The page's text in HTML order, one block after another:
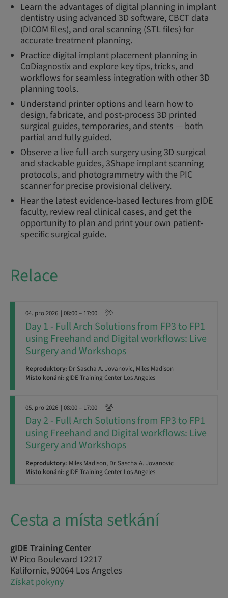
Learn the advantages of digital planning in implant
dentistry using advanced 3D software, CBCT data
(DICOM files), and oral scanning (STL files) for
accurate treatment planning.
Practice digital implant placement planning in
CoDiagnostix and explore key tips, tricks, and
workflows for seamless integration with other 3D
planning tools.
Understand printer options and learn how to
design, fabricate, and post-process 3D printed
surgical guides, temporaries, and stents — both
partial and fully guided.
Observe a live full-arch surgery using 3D surgical
and stackable guides, 3Shape implant scanning
protocols, and photogrammetry with the PIC
scanner for precise provisional delivery.
Hear the latest evidence-based lectures from gIDE
faculty, review real clinical cases, and get the
opportunity to plan and print your own patient-
specific surgical guide.
Relace
04. pro 2026 | 08:00 – 17:00
Day 1 - Full Arch Solutions from FP3 to FP1
using Freehand and Digital workflows: Live
Surgery and Workshops
Reproduktory: Dr Sascha A. Jovanovic, Miles Madison
Místo konání: gIDE Training Center Los Angeles
05. pro 2026 | 08:00 – 17:00
Day 2 - Full Arch Solutions from FP3 to FP1
using Freehand and Digital workflows: Live
Surgery and Workshops
Reproduktory: Miles Madison, Dr Sascha A. Jovanovic
Místo konání: gIDE Training Center Los Angeles
Cesta a místa setkání
gIDE Training Center
W Pico Boulevard 12217
Kalifornie, 90064 Los Angeles
Získat pokyny